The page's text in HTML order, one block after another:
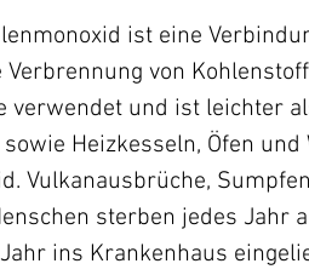
ist eine
von
verwendet und ist leichter
Heizkesseln, Öfen
Vulkanausbrüche,
sterben jedes
ins Krankenhaus